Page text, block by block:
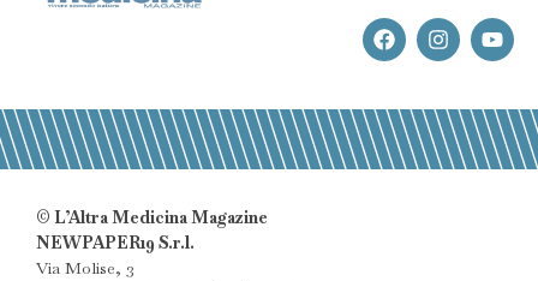
© L’Altra Medicina Magazine
NEWPAPER19 S.r.l.
Via Molise, 3